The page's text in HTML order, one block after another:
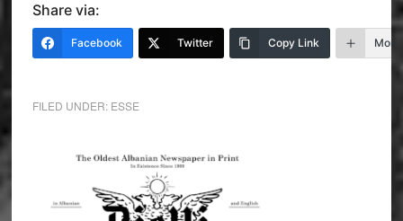
Share via:
Facebook Twitter Copy Link More
FILED UNDER: ESSE